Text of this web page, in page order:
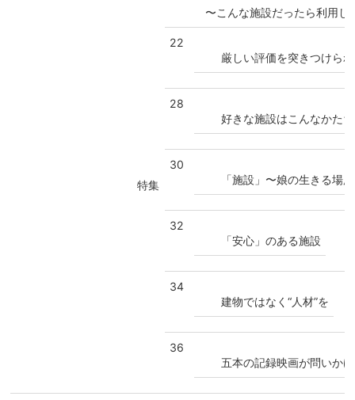
特集
〜こんな施設だったら利用し
22
厳しい評価を突きつけら
28
好きな施設はこんなかたち
30
「施設」〜娘の生きる場
32
「安心」のある施設
34
建物ではなく“人材”を
36
五本の記録映画が問いか